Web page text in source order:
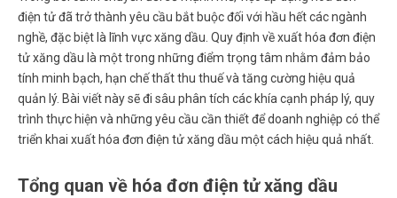
điện tử đã trở thành yêu cầu bắt buộc đối với hầu hết các ngành
nghề, đặc biệt là lĩnh vực xăng dầu. Quy định về xuất hóa đơn điện
tử xăng dầu là một trong những điểm trọng tâm nhằm đảm bảo
tính minh bạch, hạn chế thất thu thuế và tăng cường hiệu quả
quản lý. Bài viết này sẽ đi sâu phân tích các khía cạnh pháp lý, quy
trình thực hiện và những yêu cầu cần thiết để doanh nghiệp có thể
triển khai xuất hóa đơn điện tử xăng dầu một cách hiệu quả nhất.
Tổng quan về hóa đơn điện tử xăng dầu